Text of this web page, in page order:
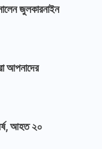
জুলকারনাইন
আপনাদের
আহত ২০